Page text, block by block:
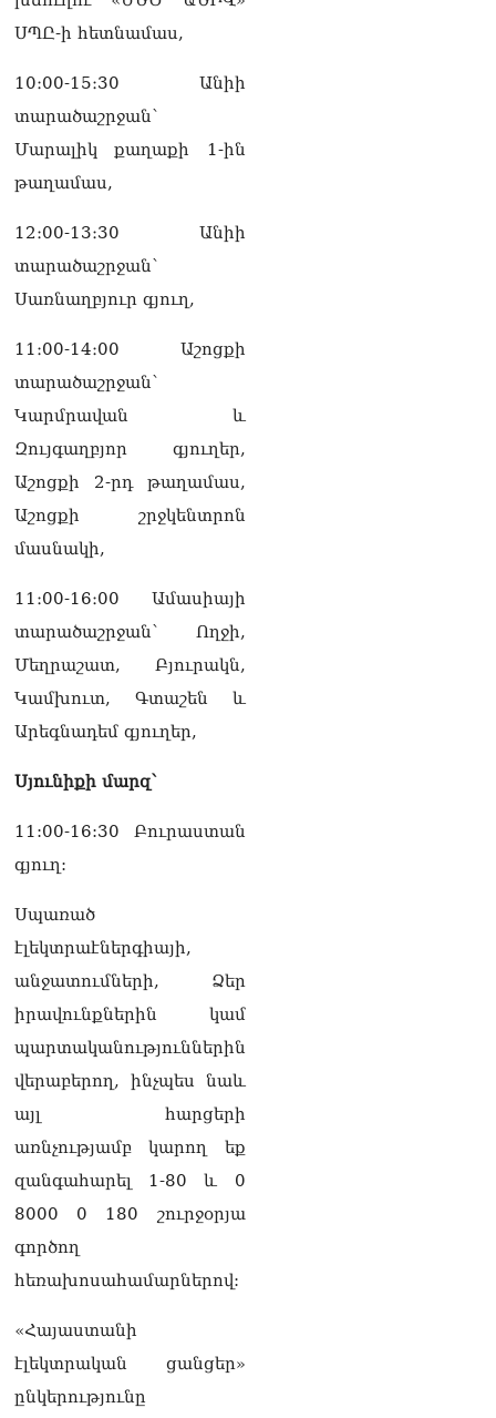
ՍՊԸ-ի հետնամաս,
10։00-15։30 Անիի
տարածաշրջան՝
Մարալիկ քաղաքի 1-ին
թաղամաս,
12։00-13։30 Անիի
տարածաշրջան՝
Սառնաղբյուր գյուղ,
11։00-14։00 Աշոցքի
տարածաշրջան՝
Կարմրավան և
Զույգաղբյոր գյուղեր,
Աշոցքի 2-րդ թաղամաս,
Աշոցքի շրջկենտրոն
մասնակի,
11։00-16։00 Ամասիայի
տարածաշրջան՝ Ողջի,
Մեղրաշատ, Բյուրակն,
Կամխուտ, Գտաշեն և
Արեգնադեմ գյուղեր,
Սյունիքի մարզ՝
11:00-16:30 Բուրաստան
գյուղ:
Սպառած
էլեկտրաէներգիայի,
անջատումների, Ձեր
իրավունքներին կամ
պարտականություններին
վերաբերող, ինչպես նաև
այլ հարցերի
առնչությամբ կարող եք
զանգահարել 1-80 և 0
8000 0 180 շուրջօրյա
գործող
հեռախոսահամարներով:
«Հայաստանի
էլեկտրական ցանցեր»
ընկերությունը